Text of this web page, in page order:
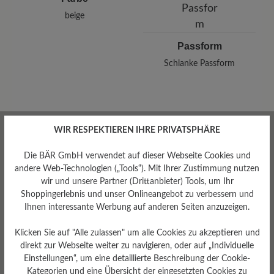
beige
Passform
Schlanke Passform
Bewertungen lesen
0 von 0 Bewertungen
Durchschnittliche Bewertung
Bewerten Sie dieses Produkt!
WIR RESPEKTIEREN IHRE PRIVATSPHÄRE
Die BÄR GmbH verwendet auf dieser Webseite Cookies und
andere Web-Technologien („Tools“). Mit Ihrer Zustimmung nutzen
wir und unsere Partner (Drittanbieter) Tools, um Ihr
Shoppingerlebnis und unser Onlineangebot zu verbessern und
Ihnen interessante Werbung auf anderen Seiten anzuzeigen.
Klicken Sie auf "Alle zulassen" um alle Cookies zu akzeptieren und
direkt zur Webseite weiter zu navigieren, oder auf „Individuelle
Einstellungen“, um eine detaillierte Beschreibung der Cookie-
Kategorien und eine Übersicht der eingesetzten Cookies zu